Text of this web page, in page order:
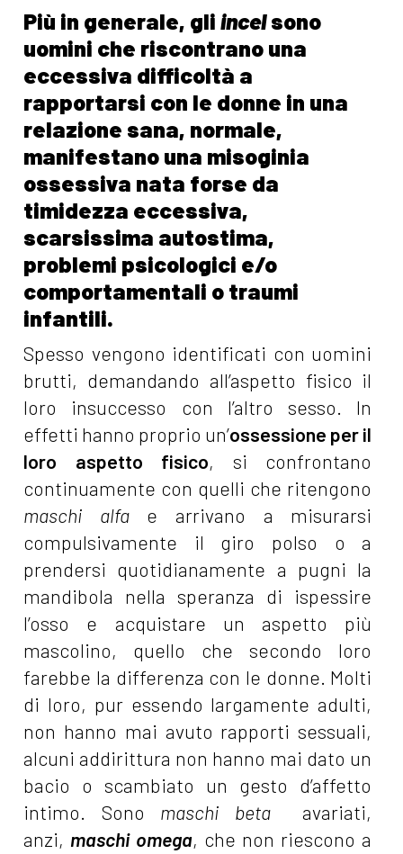
Più in generale, gliincelsono
uomini che riscontrano una
eccessiva difficoltà a
rapportarsi con le donne in una
relazione sana, normale,
manifestano una misoginia
ossessiva nata forse da
timidezza eccessiva,
scarsissima autostima,
problemi psicologici e/o
comportamentali o traumi
infantili.
Spesso vengono identificati con uomini
brutti, demandando all’aspetto fisico il
loro insuccesso con l’altro sesso. In
effetti hanno proprio un’ossessione per il
loro aspetto fisico, si confrontano
continuamente con quelli che ritengono
maschi alfae arrivano a misurarsi
compulsivamente il giro polso o a
prendersi quotidianamente a pugni la
mandibola nella speranza di ispessire
l’osso e acquistare un aspetto più
mascolino, quello che secondo loro
farebbe la differenza con le donne. Molti
di loro, pur essendo largamente adulti,
non hanno mai avuto rapporti sessuali,
alcuni addirittura non hanno mai dato un
bacio o scambiato un gesto d’affetto
intimo. Sono maschi beta avariati,
anzi, maschi omega, che non riescono a